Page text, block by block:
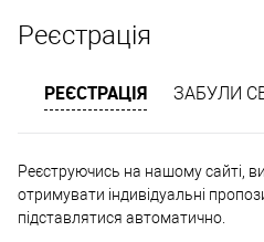
Реєстрація
РЕЄСТРАЦІЯ ЗАБУЛИ
Реєструючись на нашому сайті,
отримувати індивідуальні
підставлятися автоматично.